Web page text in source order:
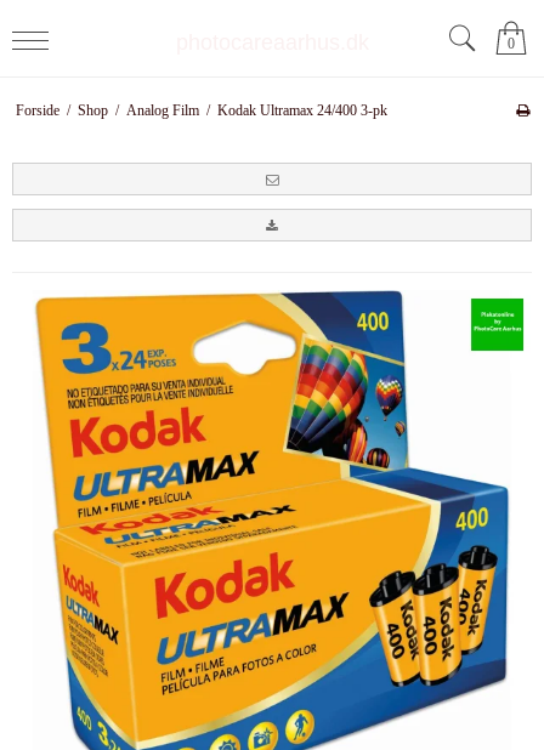
0
Forside / Shop / Analog Film / Kodak Ultramax 24/400 3-pk